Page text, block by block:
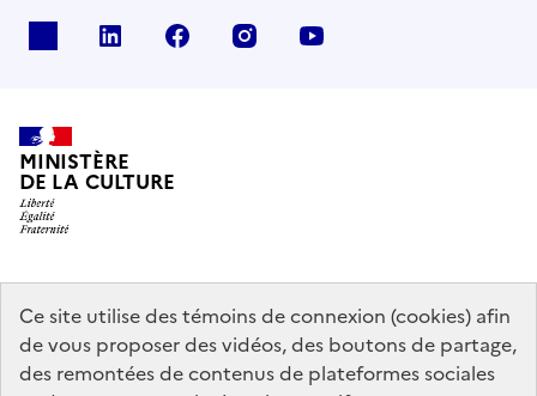
Ce site utilise des témoins de connexion (cookies) afin
de vous proposer des vidéos, des boutons de partage,
des remontées de contenus de plateformes sociales
linkedin facebook instagram
MINISTÈRE
DE LA CULTURE
data.gouv.fr legifrance.gouv.fr
info.gouv.fr
service-public.gouv.fr